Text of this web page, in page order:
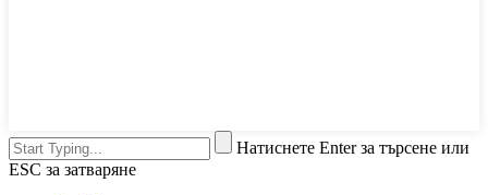
Натиснете Enter за търсене или
ESC за затваряне